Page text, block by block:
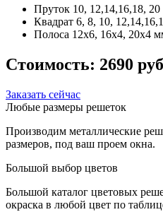
Пруток 10, 12,14,16,18,
Квадрат 6, 8, 10,
Полоса 12x6, 16x4, 20x4
Стоимость: 2690
Заказать сейчас
Любые размеры решеток
Производим металлические
размеров, под ваш проем окна.
Большой выбор цветов
Большой каталог цветовых
окраска в любой цвет по